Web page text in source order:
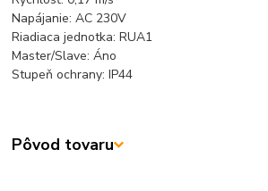
Napájanie: AC 230V
Riadiaca jednotka: RUA1
Master/Slave: Áno
Stupeň ochrany: IP44
Pôvod tovaru